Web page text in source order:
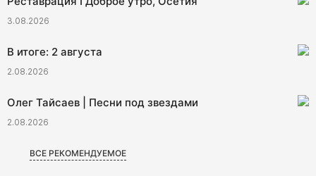
3.08.2026
В итоге: 2 августа
2.08.2026
Олег Тайсаев | Песни под звездами
2.08.2026
ВСЕ РЕКОМЕНДУЕМОЕ